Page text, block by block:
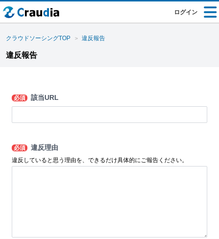
ログイン
クラウドソーシングTOP 違反報告
違反報告
必須 該当URL
必須 違反理由
違反していると思う理由を、できるだけ具体的にご報告ください。